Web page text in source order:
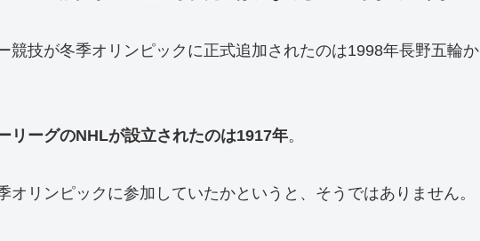
競技が冬季オリンピックに正式追加されたのは1998年長野五輪か
リーグのNHLが設立されたのは1917年。
オリンピックに参加していたかというと、そうではありません。